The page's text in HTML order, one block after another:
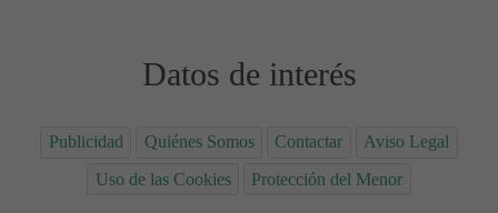
Datos de interés
Publicidad Quiénes Somos Contactar
Aviso Legal
Uso de las Cookies
Protección del Menor